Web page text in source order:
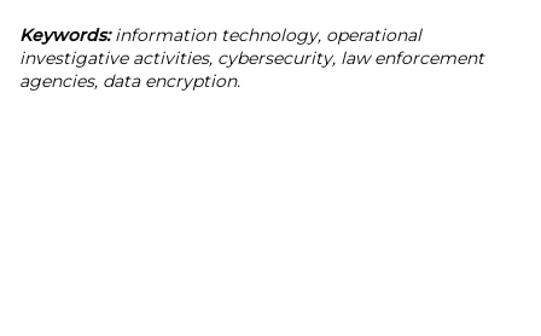
Keywords:information technology, operational
investigative activities, cybersecurity, law enforcement
agencies, data encryption.